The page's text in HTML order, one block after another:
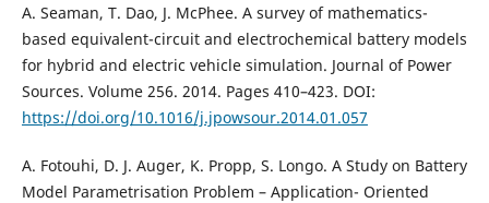
A. Seaman, T. Dao, J. McPhee. A survey of mathematics-
based equivalent-circuit and electrochemical battery models
for hybrid and electric vehicle simulation. Journal of Power
Sources. Volume 256. 2014. Pages 410–423. DOI:
https://doi.org/10.1016/j.jpowsour.2014.01.057
A. Fotouhi, D. J. Auger, K. Propp, S. Longo. A Study on Battery
Model Parametrisation Problem – Application- Oriented